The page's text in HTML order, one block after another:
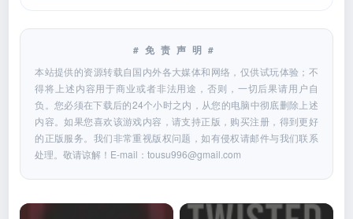
#免责声明#
本站提供的资源转载自国内外各大媒体和网络，仅供试玩体验；不
得将上述内容用于商业或者非法用途，否则，一切后果请用户自
负。您必须在下载后的24个小时之内，从您的电脑中彻底删除上述
内容。如果您喜欢该游戏内容，请支持正版，购买注册，得到更好
的正版服务。我们非常重视版权问题，如有侵权请邮件与我们联系
处理。敬请谅解！E-mail：tousu996@gmail.com